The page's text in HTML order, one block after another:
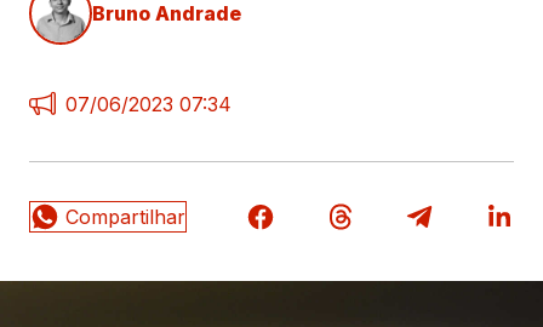
Bruno Andrade
07/06/2023 07:34